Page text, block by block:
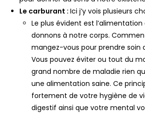
Le carburant : Ici j’y vois plusieurs
Le plus évident est l’alimentation
donnons à notre corps.
mangez-vous pour prendre soin
Vous pouvez éviter ou tout du
grand nombre de maladie rien
une alimentation saine. Ce
fortement de votre hygiène de
digestif ainsi que votre mental